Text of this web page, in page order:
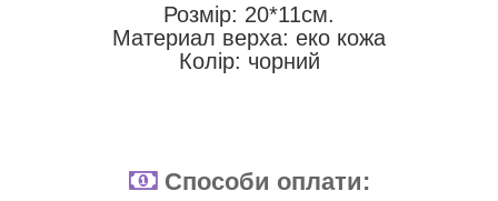
Розмір: 20*11см.
Материал верха: еко кожа
Колір: чорний
Способи оплати: